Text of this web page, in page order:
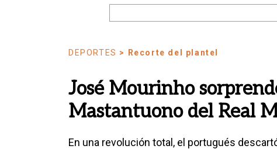
DEPORTES > Recorte del plantel
José Mourinho
Mastantuono del Real
En una revolución total, el portugués